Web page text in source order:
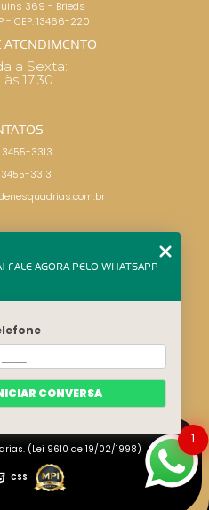
369 - Brieds
- CEP: 13466-220
ATENDIMENTO
a Sexta:
17:30
3313
3313
HOME
DO SITE
(Lei 9610 de 19/02/1998)
CSS
1
FALE AGORA PELO WHATSAPP
CONVERSA